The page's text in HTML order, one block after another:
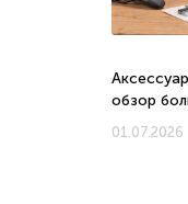
обзор
01.07.2026